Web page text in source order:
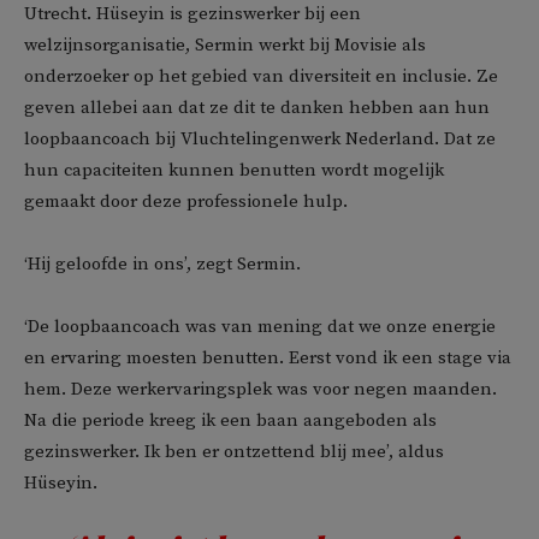
Utrecht. Hüseyin is gezinswerker bij een
welzijnsorganisatie, Sermin werkt bij Movisie als
onderzoeker op het gebied van diversiteit en inclusie. Ze
geven allebei aan dat ze dit te danken hebben aan hun
loopbaancoach bij Vluchtelingenwerk Nederland. Dat ze
hun capaciteiten kunnen benutten wordt mogelijk
gemaakt door deze professionele hulp.
‘Hij geloofde in ons’, zegt Sermin.
‘De loopbaancoach was van mening dat we onze energie
en ervaring moesten benutten. Eerst vond ik een stage via
hem. Deze werkervaringsplek was voor negen maanden.
Na die periode kreeg ik een baan aangeboden als
gezinswerker. Ik ben er ontzettend blij mee’, aldus
Hüseyin.